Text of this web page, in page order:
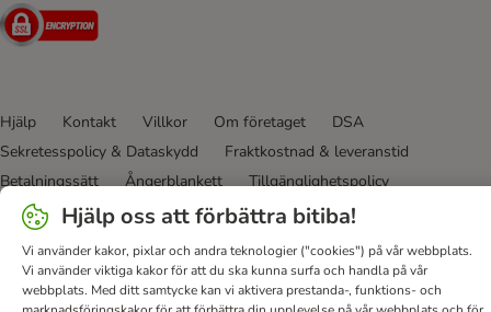
Security
Hjälp Kontakt Villkor Om företaget
DSA
Sekretesspolicy & Dataskydd
Fraktkostnad & leveranstid
Betalningssätt
Ångerblankett Tillgänglighetspolicy
bitiba GmbH2026
Hjälp oss att förbättra bitiba!
Vi använder kakor, pixlar och andra teknologier ("cookies") på vår webbplats.
Vi använder viktiga kakor för att du ska kunna surfa och handla på vår
webbplats. Med ditt samtycke kan vi aktivera prestanda-, funktions- och